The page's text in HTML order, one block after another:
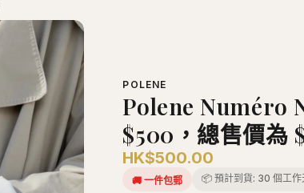
POLENE
Polene Numéro
$500，總售價為
HK$500.00
🚚一件包郵 📦 預計到貨: 30 個工作